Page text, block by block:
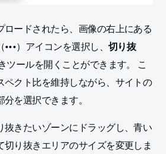
ードされたら、画像の右上にある
）アイコンを選択し、 切り抜
ツールを開くことができます。 こ
クト比を維持しながら、サイトの
を選択できます。
きたいゾーンにドラッグし、青い
り抜きエリアのサイズを変更しま